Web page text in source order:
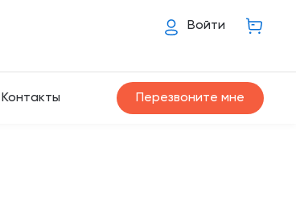
Войти
Контакты Перезвоните мне